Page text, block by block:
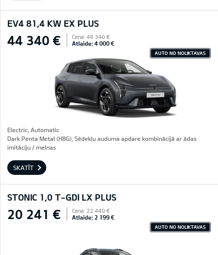
EV4 81,4 KW EX PLUS
44 340 € Cena: 48 340 €
Atlaide: 4 000 €
AUTO NO NOLIKTAVAS
Electric, Automatic
Dark Penta Metal (H8G), Sēdekļu auduma apdare kombinācijā ar ādas
imitāciju / melnas
SKATĪT
STONIC 1,0 T-GDI LX PLUS
20 241 € Cena: 22 440 €
Atlaide: 2 199 €
AUTO NO NOLIKTAVAS